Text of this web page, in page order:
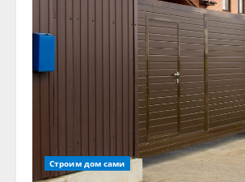
Строим дом сами